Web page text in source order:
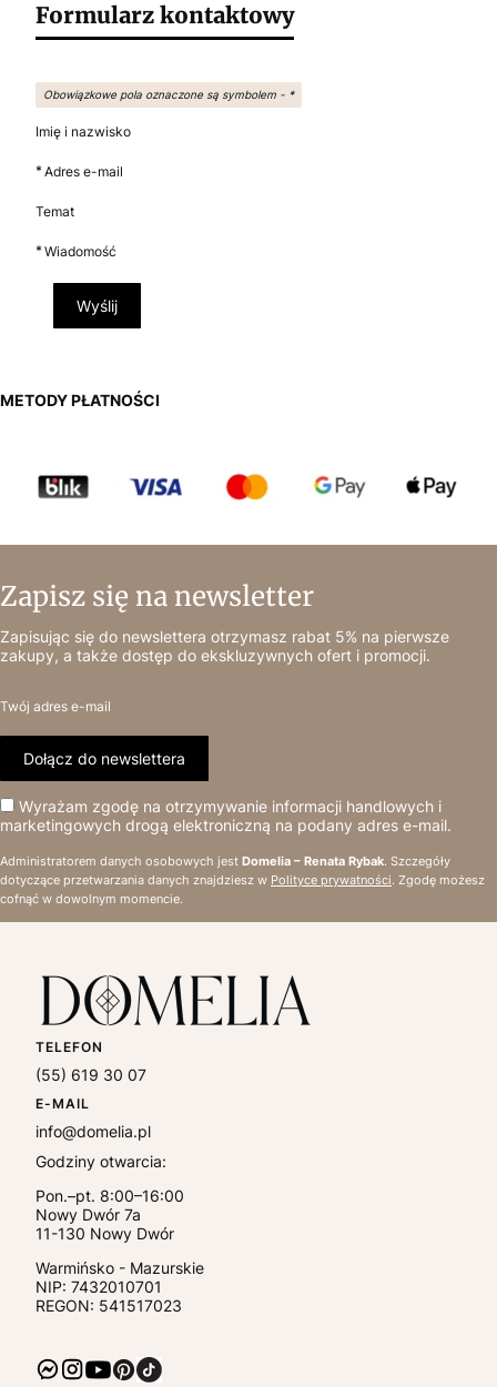
Formularz kontaktowy
Obowiązkowe pola oznaczone są symbolem - *
Imię i nazwisko
*Adres e-mail
Temat
*Wiadomość
Wyślij
METODY PŁATNOŚCI
Zapisz się na newsletter
Zapisując się do newslettera otrzymasz rabat 5% na pierwsze
zakupy, a także dostęp do ekskluzywnych ofert i promocji.
Twój adres e-mail
Dołącz do newslettera
Wyrażam zgodę na otrzymywanie informacji handlowych i
marketingowych drogą elektroniczną na podany adres e-mail.
Administratorem danych osobowych jest Domelia – Renata Rybak. Szczegóły
dotyczące przetwarzania danych znajdziesz w Polityce prywatności. Zgodę możesz
cofnąć w dowolnym momencie.
TELEFON
(55) 619 30 07
E-MAIL
info@domelia.pl
Godziny otwarcia:
Pon.–pt. 8:00–16:00
Nowy Dwór 7a
11-130 Nowy Dwór
Warmińsko - Mazurskie
NIP: 7432010701
REGON: 541517023